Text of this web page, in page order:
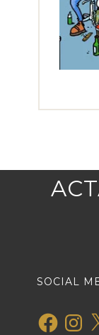
SOCIAL
Facebook X